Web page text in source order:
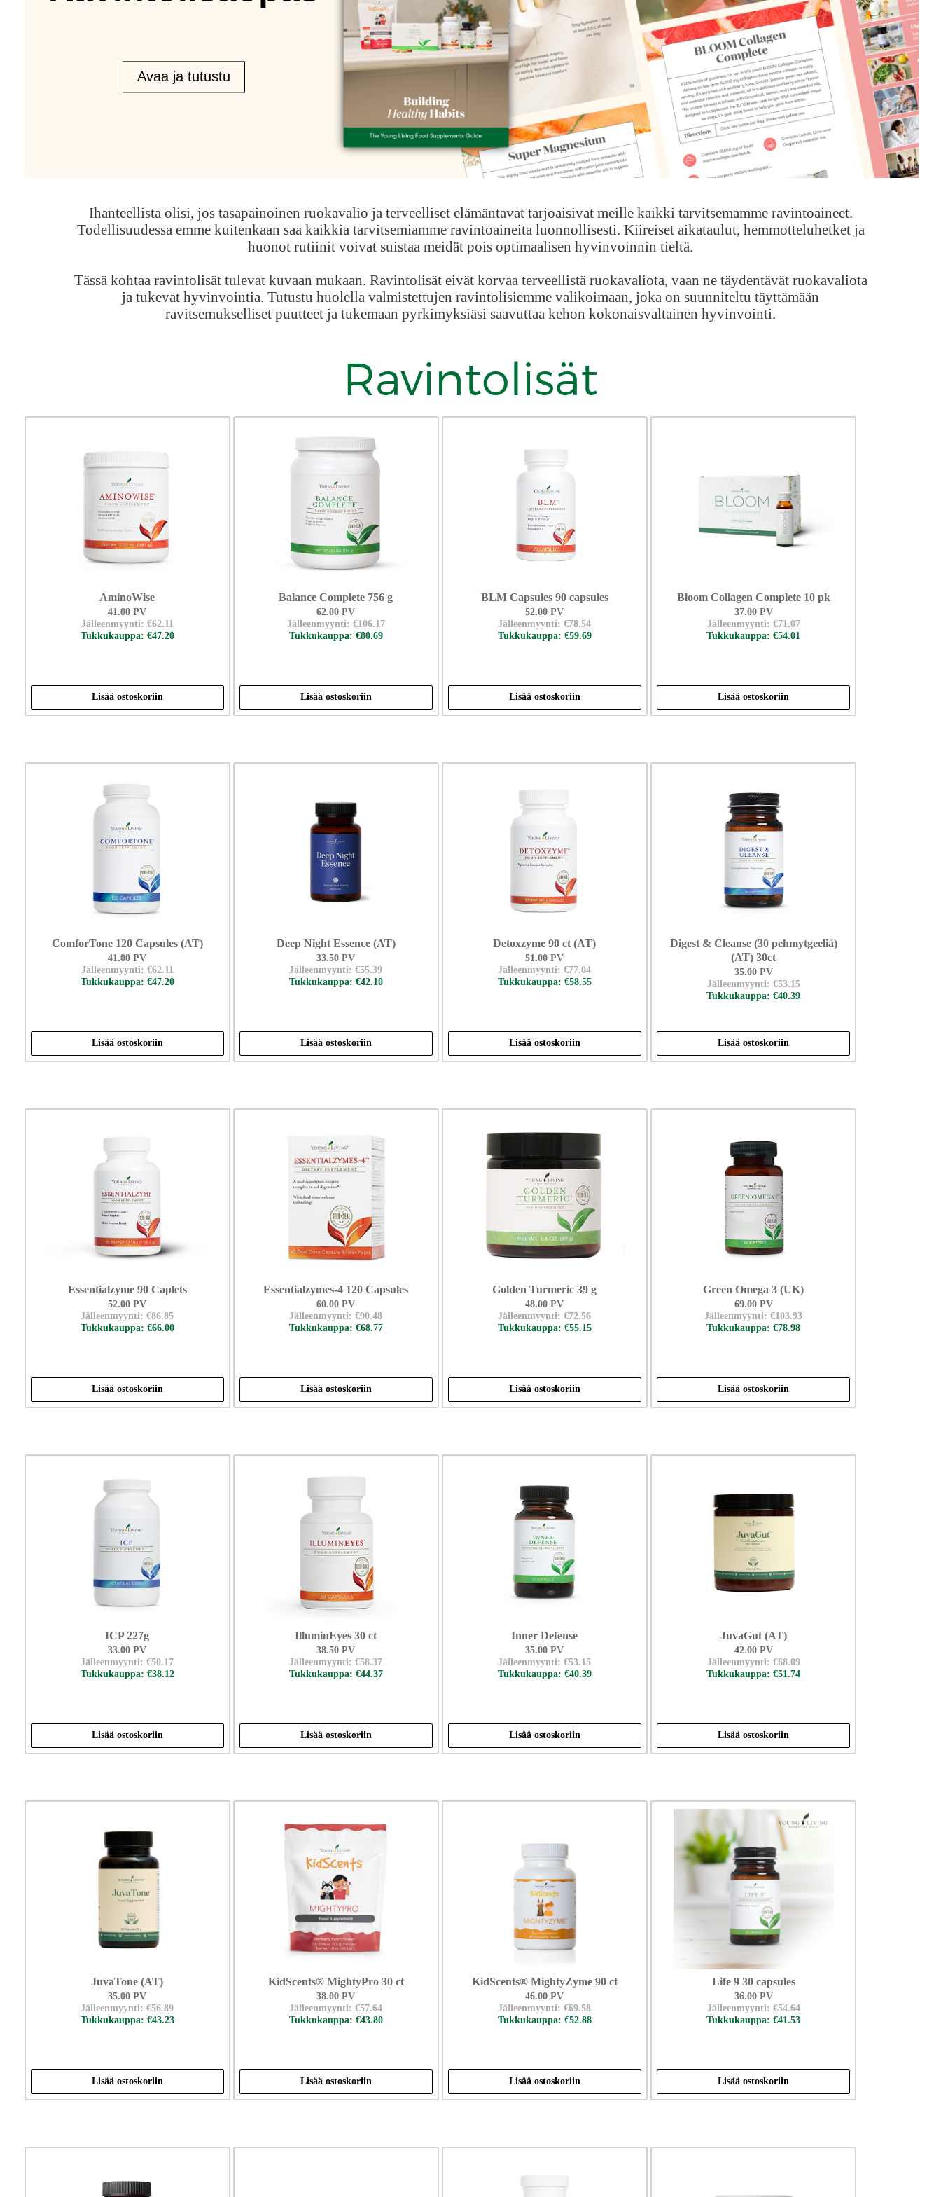
Avaa ja tutustu
Ihanteellista olisi, jos tasapainoinen ruokavalio ja terveelliset elämäntavat tarjoaisivat meille kaikki tarvitsemamme ravintoaineet.
Todellisuudessa emme kuitenkaan saa kaikkia tarvitsemiamme ravintoaineita luonnollisesti. Kiireiset aikataulut, hemmotteluhetket ja
huonot rutiinit voivat suistaa meidät pois optimaalisen hyvinvoinnin tieltä.
Tässä kohtaa ravintolisät tulevat kuvaan mukaan. Ravintolisät eivät korvaa terveellistä ruokavaliota, vaan ne täydentävät ruokavaliota
ja tukevat hyvinvointia. Tutustu huolella valmistettujen ravintolisiemme valikoimaan, joka on suunniteltu täyttämään
ravitsemukselliset puutteet ja tukemaan pyrkimyksiäsi saavuttaa kehon kokonaisvaltainen hyvinvointi.
Ravintolisät
AminoWise
41.00 PV
Jälleenmyynti: €62.11
Tukkukauppa: €47.20
Lisää ostoskoriin
Balance Complete 756 g
62.00 PV
Jälleenmyynti: €106.17
Tukkukauppa: €80.69
Lisää ostoskoriin
BLM Capsules 90 capsules
52.00 PV
Jälleenmyynti: €78.54
Tukkukauppa: €59.69
Lisää ostoskoriin
Bloom Collagen Complete 10 pk
37.00 PV
Jälleenmyynti: €71.07
Tukkukauppa: €54.01
Lisää ostoskoriin
ComforTone 120 Capsules (AT)
41.00 PV
Jälleenmyynti: €62.11
Tukkukauppa: €47.20
Lisää ostoskoriin
Deep Night Essence (AT)
33.50 PV
Jälleenmyynti: €55.39
Tukkukauppa: €42.10
Lisää ostoskoriin
Detoxzyme 90 ct (AT)
51.00 PV
Jälleenmyynti: €77.04
Tukkukauppa: €58.55
Lisää ostoskoriin
Digest & Cleanse (30 pehmytgeeliä)
(AT) 30ct
35.00 PV
Jälleenmyynti: €53.15
Tukkukauppa: €40.39
Lisää ostoskoriin
Essentialzyme 90 Caplets
52.00 PV
Jälleenmyynti: €86.85
Tukkukauppa: €66.00
Lisää ostoskoriin
Essentialzymes-4 120 Capsules
60.00 PV
Jälleenmyynti: €90.48
Tukkukauppa: €68.77
Lisää ostoskoriin
Golden Turmeric 39 g
48.00 PV
Jälleenmyynti: €72.56
Tukkukauppa: €55.15
Lisää ostoskoriin
Green Omega 3 (UK)
69.00 PV
Jälleenmyynti: €103.93
Tukkukauppa: €78.98
Lisää ostoskoriin
ICP 227g
33.00 PV
Jälleenmyynti: €50.17
Tukkukauppa: €38.12
Lisää ostoskoriin
IlluminEyes 30 ct
38.50 PV
Jälleenmyynti: €58.37
Tukkukauppa: €44.37
Lisää ostoskoriin
Inner Defense
35.00 PV
Jälleenmyynti: €53.15
Tukkukauppa: €40.39
Lisää ostoskoriin
JuvaGut (AT)
42.00 PV
Jälleenmyynti: €68.09
Tukkukauppa: €51.74
Lisää ostoskoriin
JuvaTone (AT)
35.00 PV
Jälleenmyynti: €56.89
Tukkukauppa: €43.23
Lisää ostoskoriin
KidScents® MightyPro 30 ct
38.00 PV
Jälleenmyynti: €57.64
Tukkukauppa: €43.80
Lisää ostoskoriin
KidScents® MightyZyme 90 ct
46.00 PV
Jälleenmyynti: €69.58
Tukkukauppa: €52.88
Lisää ostoskoriin
Life 9 30 capsules
36.00 PV
Jälleenmyynti: €54.64
Tukkukauppa: €41.53
Lisää ostoskoriin